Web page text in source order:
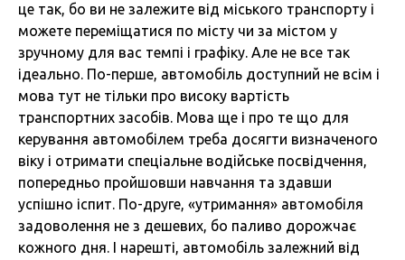
це так, бо ви не залежите від міського транспорту і
можете переміщатися по місту чи за містом у
зручному для вас темпі і графіку. Але не все так
ідеально. По-перше, автомобіль доступний не всім і
мова тут не тільки про високу вартість
транспортних засобів. Мова ще і про те що для
керування автомобілем треба досягти визначеного
віку і отримати спеціальне водійське посвідчення,
попередньо пройшовши навчання та здавши
успішно іспит. По-друге, «утримання» автомобіля
задоволення не з дешевих, бо паливо дорожчає
кожного дня. І нарешті, автомобіль залежний від